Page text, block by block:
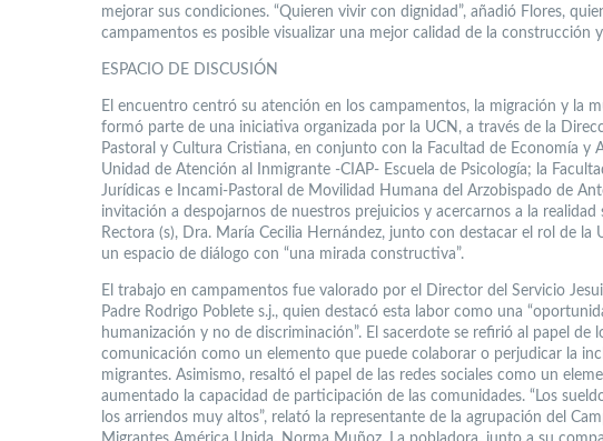
mejorar sus condiciones. “Quieren vivir con dignidad”, añadió Flores,
campamentos es posible visualizar una mejor calidad de la construcción
ESPACIO DE DISCUSIÓN
El encuentro centró su atención en los campamentos, la migración y la
formó parte de una iniciativa organizada por la UCN, a través de la
Pastoral y Cultura Cristiana, en conjunto con la Facultad de Economía y
Unidad de Atención al Inmigrante -CIAP- Escuela de Psicología; la
Jurídicas e Incami-Pastoral de Movilidad Humana del Arzobispado de
invitación a despojarnos de nuestros prejuicios y acercarnos a la realidad
Rectora (s), Dra. María Cecilia Hernández, junto con destacar el rol de la
un espacio de diálogo con “una mirada constructiva”.
El trabajo en campamentos fue valorado por el Director del Servicio
Padre Rodrigo Poblete s.j., quien destacó esta labor como una
humanización y no de discriminación”. El sacerdote se refirió al papel de
comunicación como un elemento que puede colaborar o perjudicar la
migrantes. Asimismo, resaltó el papel de las redes sociales como un
aumentado la capacidad de participación de las comunidades. “Los
los arriendos muy altos”, relató la representante de la agrupación del